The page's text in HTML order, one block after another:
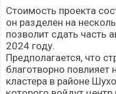
Стоимость проекта
он разделен на
позволит сдать часть
2024 году.
Предполагается, что
благотворно повлияет
кластера в районе